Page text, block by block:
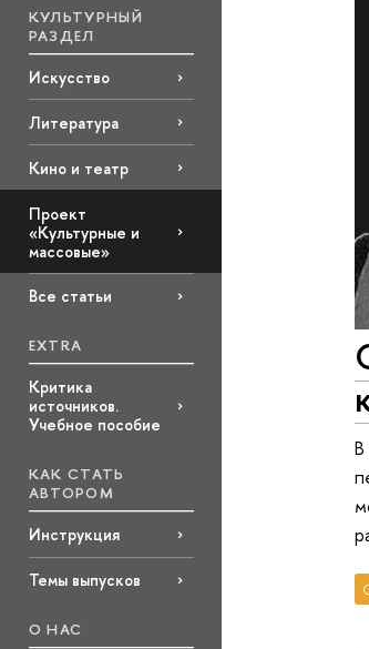
КУЛЬТУРНЫЙ
РАЗДЕЛ
Искусство
Литература
Кино и театр
Проект
«Культурные и
массовые»
Все статьи
EXTRA
Критика
источников.
Учебное пособие
КАК СТАТЬ
АВТОРОМ
Инструкция
Темы выпусков
О НАС
В